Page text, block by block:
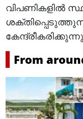
വിപണികളില്‍
From